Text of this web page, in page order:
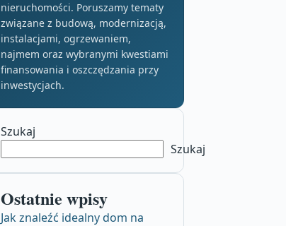
nieruchomości. Poruszamy tematy
związane z budową, modernizacją,
instalacjami, ogrzewaniem,
najmem oraz wybranymi kwestiami
finansowania i oszczędzania przy
inwestycjach.
Szukaj
Szukaj
Ostatnie wpisy
Jak znaleźć idealny dom na